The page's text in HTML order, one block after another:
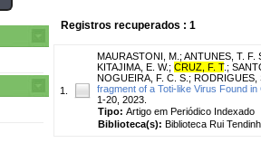
Registros recuperados : 1
1.
MAURASTONI, M. ; ANTUNES, T. F.
KITAJIMA, E. W.; CRUZ, F. T. ;
NOGUEIRA, F. C. S. ; RODRIGUES,
fragment of a Toti-like Virus Found
1-20, 2023.
Tipo: Artigo em Periódico Indexado
Biblioteca(s): Biblioteca Rui